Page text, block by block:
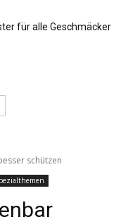
für alle Geschmäcker